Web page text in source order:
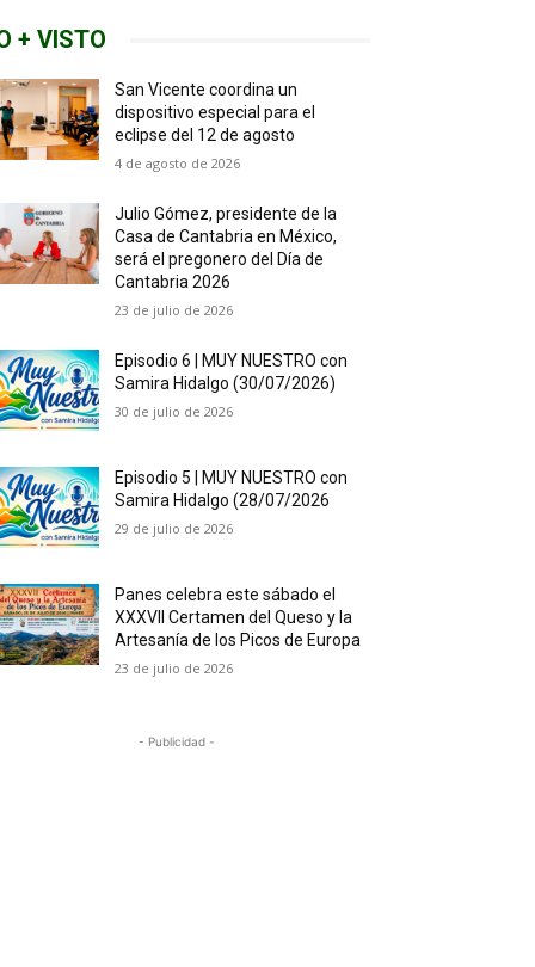
+ VISTO
San Vicente coordina un
dispositivo especial para el
eclipse del 12 de agosto
4 de agosto de 2026
Julio Gómez, presidente de la
Casa de Cantabria en México,
será el pregonero del Día de
Cantabria 2026
23 de julio de 2026
Episodio 6 | MUY NUESTRO con
Samira Hidalgo (30/07/2026)
30 de julio de 2026
Episodio 5 | MUY NUESTRO con
Samira Hidalgo (28/07/2026
29 de julio de 2026
Panes celebra este sábado el
XXXVII Certamen del Queso y la
Artesanía de los Picos de Europa
23 de julio de 2026
- Publicidad -